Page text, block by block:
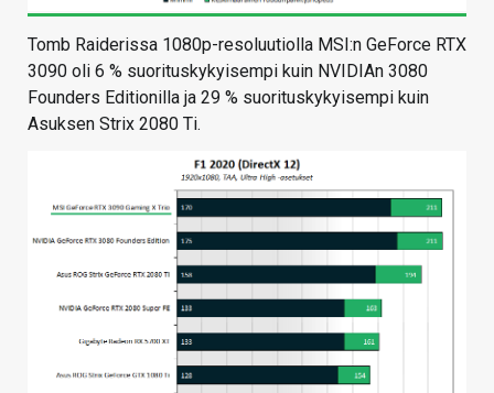
Tomb Raiderissa 1080p-resoluutiolla MSI:n GeForce RTX
3090 oli 6 % suorituskykyisempi kuin NVIDIAn 3080
Founders Editionilla ja 29 % suorituskykyisempi kuin
Asuksen Strix 2080 Ti.